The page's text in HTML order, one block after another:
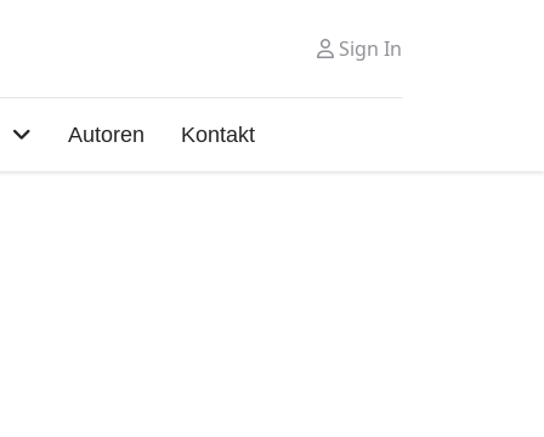
Sign In
Autoren Kontakt